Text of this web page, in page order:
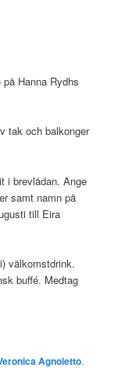
Hanna Rydhs
tak och balkonger
i brevlådan. Ange
samt namn på
till Eira
välkomstdrink.
buffé. Medtag
Agnoletto.